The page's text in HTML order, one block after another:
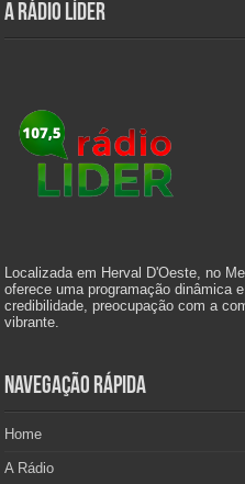
A Rádio Líder
Localizada em Herval D'Oeste, no
oferece uma programação dinâmica
credibilidade, preocupação com a
vibrante.
Navegação Rápida
Home
A Rádio